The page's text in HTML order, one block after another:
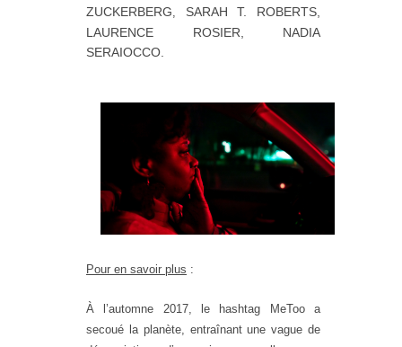
ZUCKERBERG​, SARAH T. ROBERTS,
LAURENCE ROSIER, NADIA
SERAIOCCO.
Pour en savoir plus :
À l’automne 2017, le hashtag MeToo a
secoué la planète, entraînant une vague de